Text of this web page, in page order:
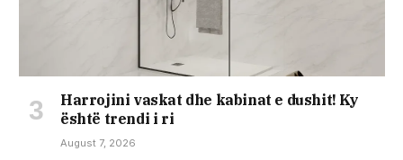
Harrojini vaskat dhe kabinat e dushit! Ky
është trendi i ri
August 7, 2026